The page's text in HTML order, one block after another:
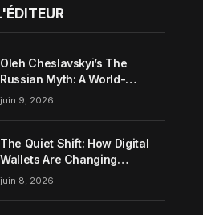
Oleh Cheslavskyi’s The
Russian Myth: A World-
Systems Analysis of
juin 9, 2026
The Quiet Shift: How Digital
Wallets Are Changing
Everyday Money Habits in the
juin 8, 2026